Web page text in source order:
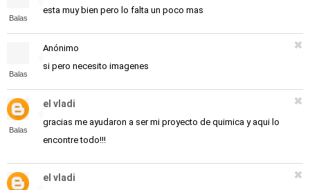
Balas
esta muy bien pero lo falta un poco mas
Balas
Anónimo
si pero necesito imagenes
Balas
el vladi
gracias me ayudaron a ser mi proyecto de quimica y aqui lo
encontre todo!!!
el vladi